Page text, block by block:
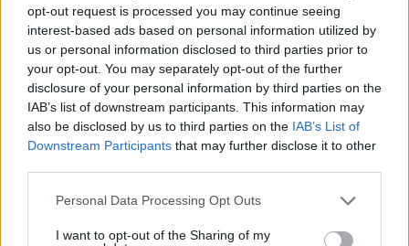
opt-out request is processed you may continue seeing
interest-based ads based on personal information utilized by
us or personal information disclosed to third parties prior to
your opt-out. You may separately opt-out of the further
disclosure of your personal information by third parties on the
IAB’s list of downstream participants. This information may
also be disclosed by us to third parties on the IAB’s List of
Downstream Participants that may further disclose it to other
Please note that this website/app uses one or more Google
not limited to your visit or usage behaviour. You may click to
Personal Data Processing Opt Outs
I want to opt-out of the Sharing of my